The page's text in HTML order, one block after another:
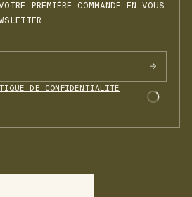
PREMIÈRE COMMANDE EN VOUS
DE CONFIDENTIALITÉ